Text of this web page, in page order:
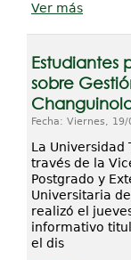
Ver más
Estudiantes
sobre
Fecha: Viernes,
La Universidad
través de la
Postgrado y
Universitaria
realizó el
informativo
el dis